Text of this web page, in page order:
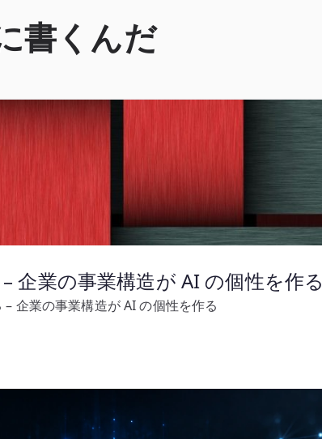
書くんだ
企業の事業構造が AI の個性を作る
企業の事業構造が AI の個性を作る